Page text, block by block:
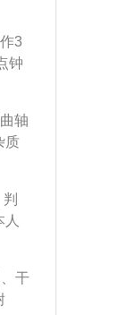
的
将
起
酸
3
钟
的轴
质
、
体
，
用
现干